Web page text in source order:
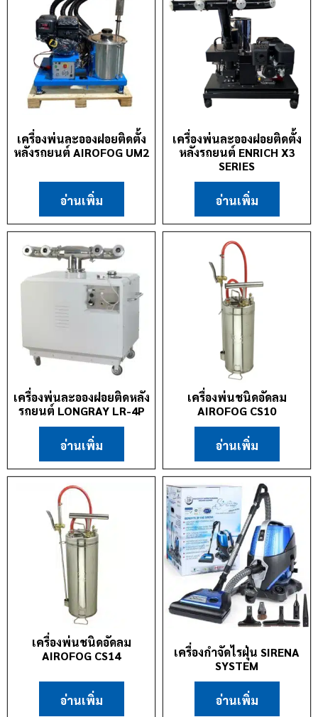
เครื่องพ่นละอองฝอยติดตั้ง
หลังรถยนต์ AIROFOG UM2
อ่านเพิ่ม
เครื่องพ่นละอองฝอยติดตั้ง
หลังรถยนต์ ENRICH X3
SERIES
อ่านเพิ่ม
เครื่องพ่นละอองฝอยติดหลัง
รถยนต์ LONGRAY LR-4P
อ่านเพิ่ม
เครื่องพ่นชนิดอัดลม
AIROFOG CS10
อ่านเพิ่ม
เครื่องพ่นชนิดอัดลม
AIROFOG CS14
อ่านเพิ่ม
เครื่องกำจัดไรฝุ่น SIRENA
SYSTEM
อ่านเพิ่ม